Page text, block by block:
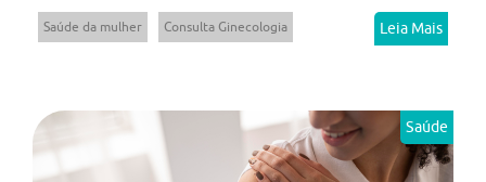
Saúde da mulher Consulta Ginecologia Leia Mais
Saúde